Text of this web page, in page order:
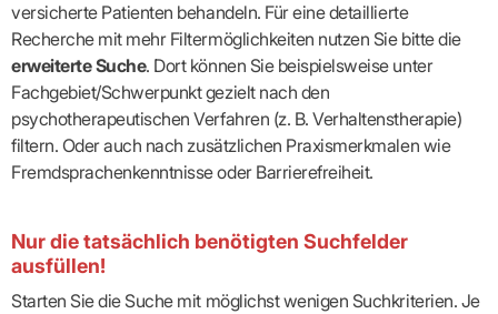
versicherte Patienten behandeln. Für eine detaillierte
Recherche mit mehr Filtermöglichkeiten nutzen Sie bitte die
erweiterte Suche. Dort können Sie beispielsweise unter
Fachgebiet/Schwerpunkt gezielt nach den
psychotherapeutischen Verfahren (z. B. Verhaltenstherapie)
filtern. Oder auch nach zusätzlichen Praxismerkmalen wie
Fremdsprachenkenntnisse oder Barrierefreiheit.
Nur die tatsächlich benötigten Suchfelder
ausfüllen!
Starten Sie die Suche mit möglichst wenigen Suchkriterien. Je